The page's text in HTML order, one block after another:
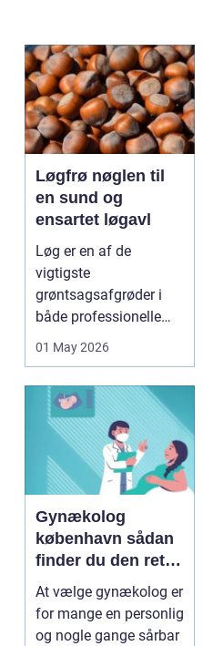
Løgfrø nøglen til
en sund og
ensartet løgavl
Løg er en af de
vigtigste
grøntsagsafgrøder i
både professionelle
køkkenhaver og større
01 May 2026
Gynækolog
københavn sådan
finder du den rette
specialist
At vælge gynækolog er
for mange en personlig
og nogle gange sårbar